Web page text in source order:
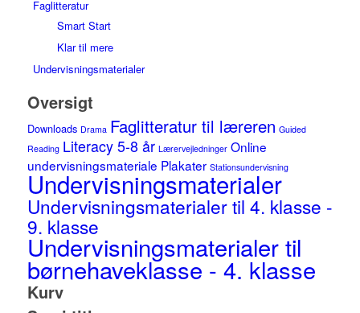
Faglitteratur
Smart Start
Klar til mere
Undervisningsmaterialer
Oversigt
Downloads Drama Faglitteratur til læreren Guided
Reading Literacy 5-8 år Lærervejledninger Online
undervisningsmateriale Plakater Stationsundervisning
Undervisningsmaterialer
Undervisningsmaterialer til 4. klasse -
9. klasse
Undervisningsmaterialer til
børnehaveklasse - 4. klasse
Kurv